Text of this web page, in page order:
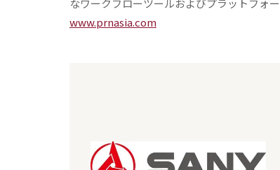
なワークフローツールおよびプラットフォ
www.prnasia.com